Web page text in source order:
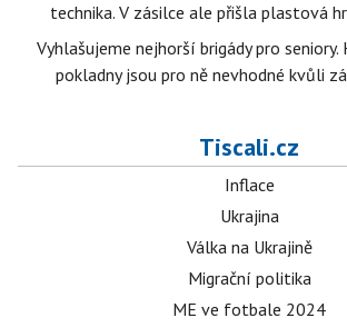
technika. V zásilce ale přišla plastová
Vyhlašujeme nejhorší brigády pro seniory.
pokladny jsou pro ně nevhodné kvůli
Tiscali.cz
Inflace
Ukrajina
Válka na Ukrajině
Migrační politika
ME ve fotbale 2024